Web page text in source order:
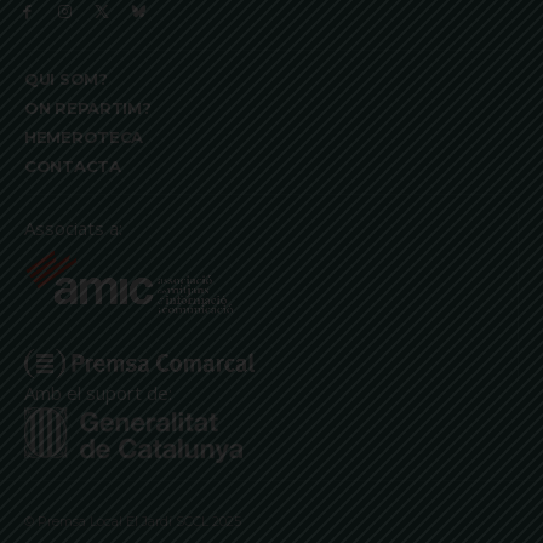
QUI SOM?
ON REPARTIM?
HEMEROTECA
CONTACTA
Associats a:
Amb el suport de:
© Premsa Local El Jardí SCCL 2025